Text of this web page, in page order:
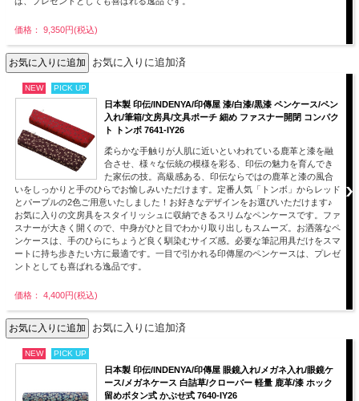
価格： 9,350円(税込)
お気に入りに追加済
NEW PICK UP
日本製 印伝/INDENYA/印傳屋 漆/白漆/黒漆 ペンケース/ペン
入れ/筆箱/文房具/文具ポーチ 細め ファスナー開閉 コンパク
ト トンボ 7641-IY26
柔らかな手触りが人肌に近いといわれている鹿革と漆を融
合させ、様々な伝統の模様を彩る、印伝の魅力を育んでき
た家伝の技。高級感ある、印伝ならではの鹿革と漆の風合
いをしっかりと手のひらでお愉しみいただけます。定番人気「トンボ」からレッド
とパープルの2色ご用意いたしました！お好きなデザインをお選びいただけます♪
お気に入りの文房具をスタイリッシュに収納できるスリムなペンケースです。ファ
スナーが大きく開くので、中身がひと目でわかり取り出しもスムーズ。お洒落なペ
ンケースは、手のひらにちょうど良く馴染むサイズ感。必要な筆記用具だけをスマ
ートに持ち歩きたい方に最適です。一目で引かれる印傳屋のペンケースは、プレゼ
ントとしても喜ばれる逸品です。
価格： 4,400円(税込)
お気に入りに追加済
NEW PICK UP
日本製 印伝/INDENYA/印傳屋 眼鏡入れ/メガネ入れ/眼鏡ケ
ース/メガネケース 白詰草/クローバー 軽量 鹿革/漆 ホック
留めボタン式 かぶせ式 7640-IY26